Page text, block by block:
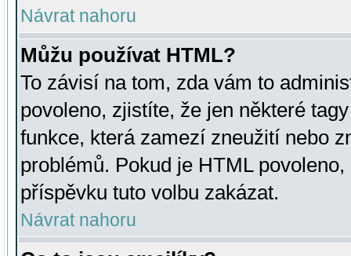
Návrat nahoru
Můžu používat HTML?
To závisí na tom, zda vám to
povoleno, zjistíte, že jen některé
funkce, která zamezí zneužití nebo
problémů. Pokud je HTML
příspěvku tuto volbu zakázat.
Návrat nahoru